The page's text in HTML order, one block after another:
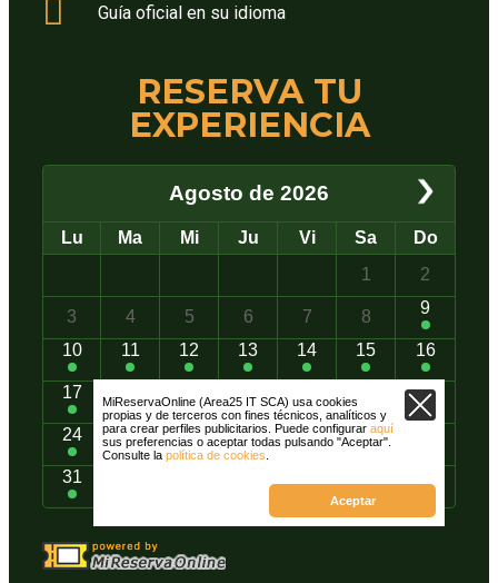
Guía oficial en su idioma
RESERVA TU
EXPERIENCIA